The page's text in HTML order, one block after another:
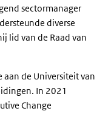
sectormanager
diverse
lid van de Raad van
aan de Universiteit van
In 2021
Change